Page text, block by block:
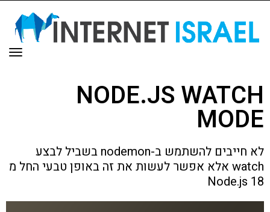
NODE.JS WATCH
MODE
לא חייבים להשתמש ב-nodemon בשביל לבצע
watch אלא אפשר לעשות את זה באופן טבעי החל מ
Node.js 18